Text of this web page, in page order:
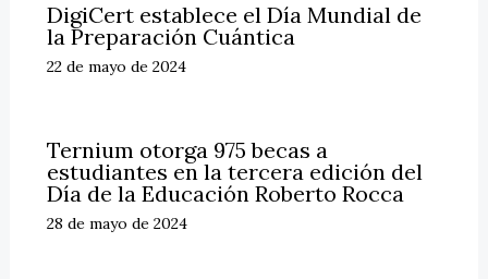
DigiCert establece el Día Mundial de
la Preparación Cuántica
22 de mayo de 2024
Ternium otorga 975 becas a
estudiantes en la tercera edición del
Día de la Educación Roberto Rocca
28 de mayo de 2024